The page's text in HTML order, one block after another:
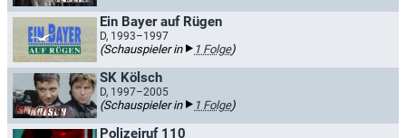
Ein Bayer auf Rügen
D, 1993–1997
(Schauspieler in 1 Folge)
SK Kölsch
D, 1997–2005
(Schauspieler in 1 Folge)
Polizeiruf 110